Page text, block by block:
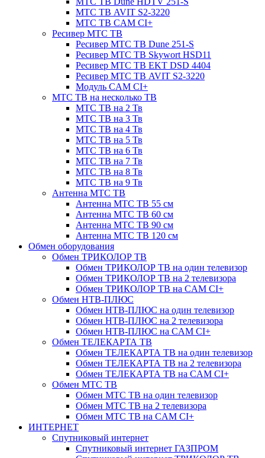
МТС ТВ AVIT S2-3220
МТС ТВ CAM CI+
Ресивер МТС ТВ
Ресивер МТС ТВ Dune 251-S
Ресивер МТС ТВ Skywort HSD11
Ресивер МТС ТВ EKT DSD 4404
Ресивер МТС ТВ AVIT S2-3220
Модуль CAM CI+
МТС ТВ на несколько ТВ
МТС ТВ на 2 Тв
МТС ТВ на 3 Тв
МТС ТВ на 4 Тв
МТС ТВ на 5 Тв
МТС ТВ на 6 Тв
МТС ТВ на 7 Тв
МТС ТВ на 8 Тв
МТС ТВ на 9 Тв
Антенна МТС ТВ
Антенна МТС ТВ 55 см
Антенна МТС ТВ 60 см
Антенна МТС ТВ 90 см
Антенна МТС ТВ 120 см
Обмен оборудования
Обмен ТРИКОЛОР ТВ
Обмен ТРИКОЛОР ТВ на один телевизор
Обмен ТРИКОЛОР ТВ на 2 телевизора
Обмен ТРИКОЛОР ТВ на CAM CI+
Обмен НТВ-ПЛЮС
Обмен НТВ-ПЛЮС на один телевизор
Обмен НТВ-ПЛЮС на 2 телевизора
Обмен НТВ-ПЛЮС на CAM CI+
Обмен ТЕЛЕКАРТА ТВ
Обмен ТЕЛЕКАРТА ТВ на один телевизор
Обмен ТЕЛЕКАРТА ТВ на 2 телевизора
Обмен ТЕЛЕКАРТА ТВ на CAM CI+
Обмен МТС ТВ
Обмен МТС ТВ на один телевизор
Обмен МТС ТВ на 2 телевизора
Обмен МТС ТВ на CAM CI+
ИНТЕРНЕТ
Спутниковый интернет
Спутниковый интернет ГАЗПРОМ